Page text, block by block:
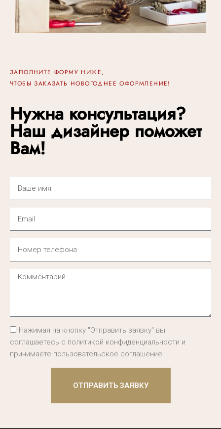
ЗАПОЛНИТЕ ФОРМУ НИЖЕ,
ЧТОБЫ ЗАКАЗАТЬ НОВОГОДНЕЕ ОФОРМЛЕНИЕ!
Нужна консультация?
Наш дизайнер поможет
Вам!
Нажимая на кнопку "Отправить заявку" вы
соглашаетесь с политикой конфиденциальности и
принимаете пользовательское соглашение
ОТПРАВИТЬ ЗАЯВКУ